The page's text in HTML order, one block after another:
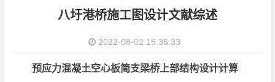
八圩港桥施工图设计文献综述
2022-08-02 15:35:33
预应力混凝土空心板简支梁桥上部结构设计计算